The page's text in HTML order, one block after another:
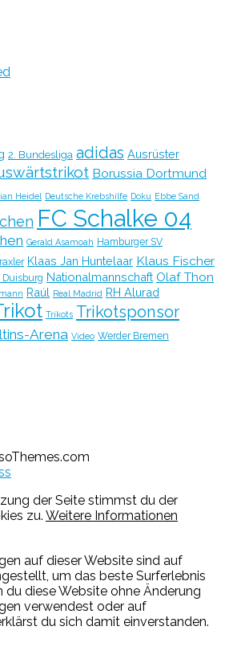
2. Bundesliga adidas Ausrüster
Borussia Dortmund
Heidel Deutsche Krebshilfe Doku Ebbe Sand
FC Schalke 04
Gerald Asamoah Hamburger SV
Klaas Jan Huntelaar Klaus Fischer
Duisburg Nationalmannschaft Olaf Thon
Raúl Real Madrid RH Alurad
Trikots Trikotsponsor
Arena Video Werder Bremen
der Seite stimmst du der
zu. Weitere Informationen
auf dieser Website sind auf
um das beste Surferlebnis
du diese Website ohne Änderung
verwendest oder auf
du sich damit einverstanden.